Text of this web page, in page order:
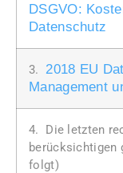
DSGVO:
Datenschutz
3.2018 EU
Management
4. Die letzten
berücksichtigen
folgt)